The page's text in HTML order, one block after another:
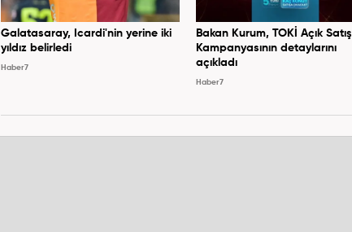
Galatasaray, Icardi'nin yerine iki
yıldız belirledi
Haber7
Bakan Kurum, TOKİ Açık Satış
Kampanyasının detaylarını
açıkladı
Haber7